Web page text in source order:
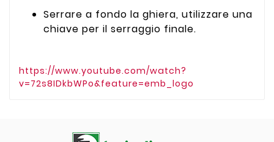
Serrare a fondo la ghiera, utilizzare una
chiave per il serraggio finale.
https://www.youtube.com/watch?
v=72s8IDkbWPo&feature=emb_logo